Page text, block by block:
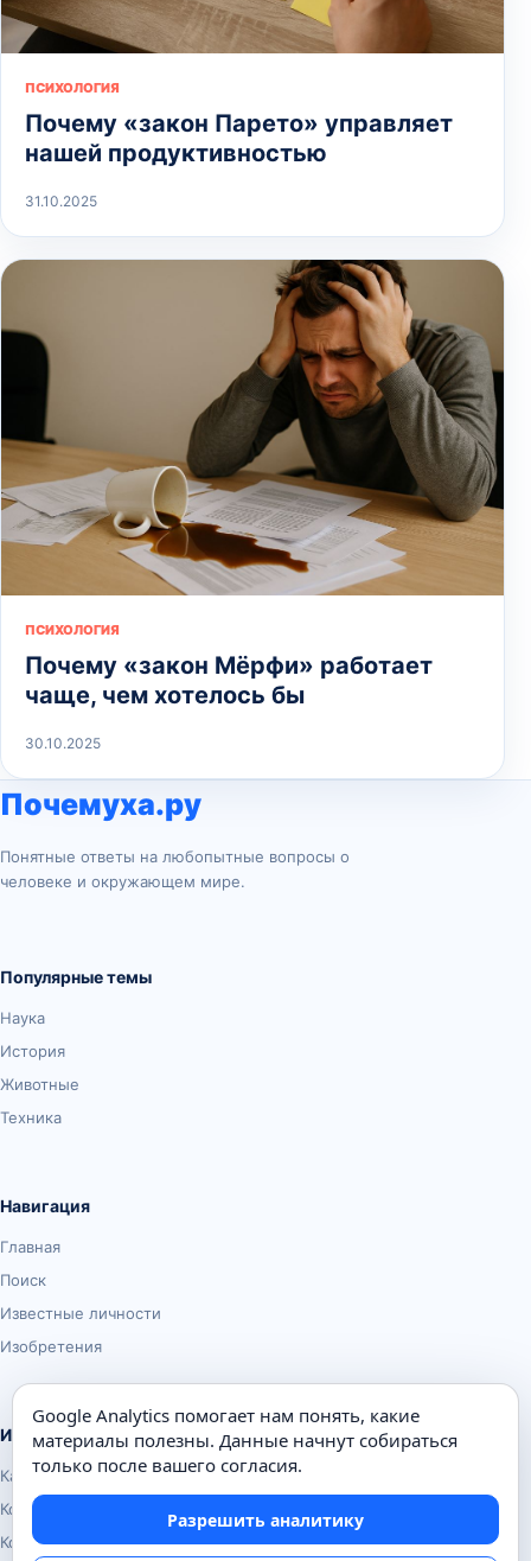
ПСИХОЛОГИЯ
Почему «закон Парето» управляет
нашей продуктивностью
31.10.2025
ПСИХОЛОГИЯ
Почему «закон Мёрфи» работает
чаще, чем хотелось бы
30.10.2025
Почемуха.ру
Понятные ответы на любопытные вопросы о
человеке и окружающем мире.
Популярные темы
Наука
История
Животные
Техника
Навигация
Главная
Поиск
Известные личности
Изобретения
Информация
Карта сайта
Контакты
Конфиденциальность
Google Analytics помогает нам понять, какие
материалы полезны. Данные начнут собираться
только после вашего согласия.
Разрешить аналитику